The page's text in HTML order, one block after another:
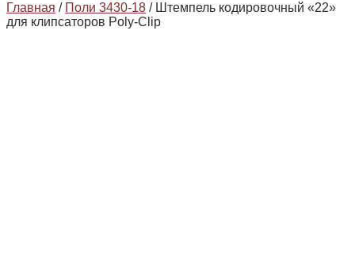
Главная / Поли 3430-18 / Штемпель кодировочный «22»
для клипсаторов Poly-Clip